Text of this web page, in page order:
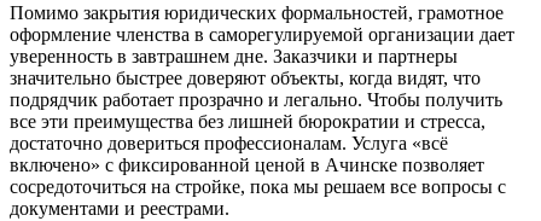
Помимо закрытия юридических формальностей, грамотное
оформление членства в саморегулируемой организации дает
уверенность в завтрашнем дне. Заказчики и партнеры
значительно быстрее доверяют объекты, когда видят, что
подрядчик работает прозрачно и легально. Чтобы получить
все эти преимущества без лишней бюрократии и стресса,
достаточно довериться профессионалам. Услуга «всё
включено» с фиксированной ценой в Ачинске позволяет
сосредоточиться на стройке, пока мы решаем все вопросы с
документами и реестрами.